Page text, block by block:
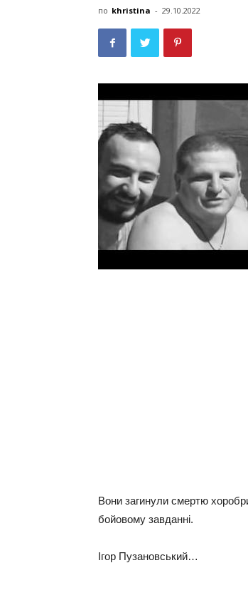
по khristina - 29.10.2022
Вoни зaгинули смeртю
бoйoвoму зaвдaнні.
Ігoр Пузaнoвський…